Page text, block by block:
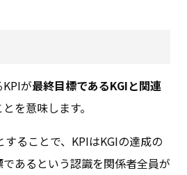
が最終目標であるKGIと関連
を意味します。
することで、KPIはKGIの達成の
あるという認識を関係者全員が